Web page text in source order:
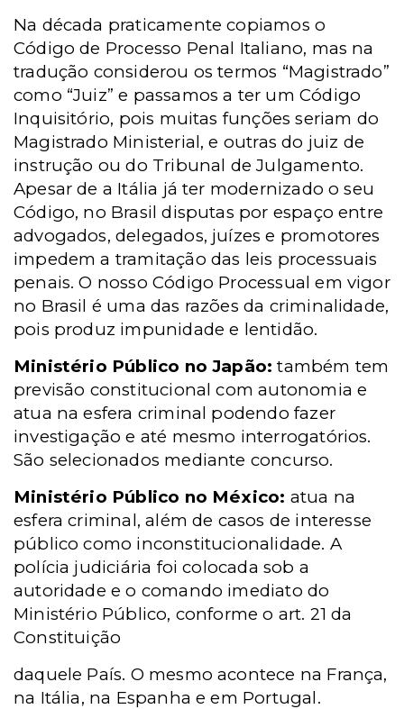
Na década praticamente copiamos o
Código de Processo Penal Italiano, mas na
tradução considerou os termos “Magistrado”
como “Juiz” e passamos a ter um Código
Inquisitório, pois muitas funções seriam do
Magistrado Ministerial, e outras do juiz de
instrução ou do Tribunal de Julgamento.
Apesar de a Itália já ter modernizado o seu
Código, no Brasil disputas por espaço entre
advogados, delegados, juízes e promotores
impedem a tramitação das leis processuais
penais. O nosso Código Processual em vigor
no Brasil é uma das razões da criminalidade,
pois produz impunidade e lentidão.
Ministério Público no Japão: também tem
previsão constitucional com autonomia e
atua na esfera criminal podendo fazer
investigação e até mesmo interrogatórios.
São selecionados mediante concurso.
Ministério Público no México: atua na
esfera criminal, além de casos de interesse
público como inconstitucionalidade. A
polícia judiciária foi colocada sob a
autoridade e o comando imediato do
Ministério Público, conforme o art. 21 da
Constituição
daquele País. O mesmo acontece na França,
na Itália, na Espanha eem Portugal.